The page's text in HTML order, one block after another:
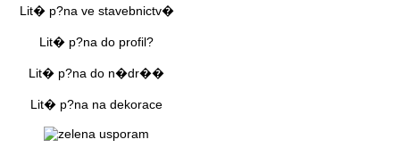
Lit� p?na ve stavebnictv�
Lit� p?na do profil?
Lit� p?na do n�dr��
Lit� p?na na dekorace